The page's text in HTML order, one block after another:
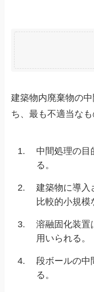
建築物内廃棄物の
ち、最も不適当なも
1.
中間処理の目
る。
2.
建築物に導入
比較的小規模
3.
溶融固化装置
用いられる。
4.
段ボールの中
る。